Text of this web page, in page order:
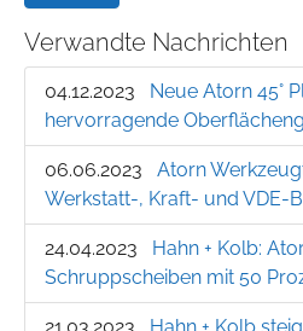
Verwandte Nachrichten
04.12.2023
Neue Atorn 45°
hervorragende
06.06.2023
Atorn
Werkstatt-, Kraft- und VDE-
24.04.2023
Hahn + Kolb:
Schruppscheiben mit 50